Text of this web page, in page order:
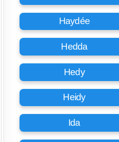
Haydée
Hedda
Hedy
Heidy
Ida